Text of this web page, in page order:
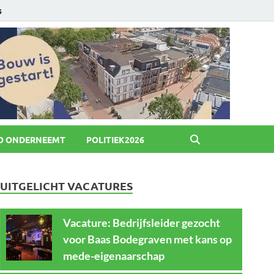
ONDERNEEMT POLITIEK2026
UITGELICHT VACATURES
Vacature: Bedrijfsleider gezocht
voor Baas Bodegraven met kans op
mede-eigenaarschap